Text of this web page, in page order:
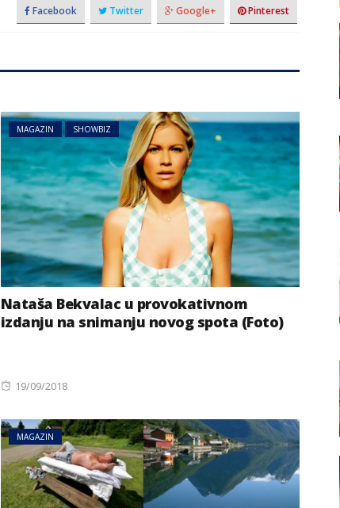
Facebook Twitter Google+ Pinterest
MAGAZIN SHOWBIZ
Nataša Bekvalac u provokativnom
izdanju na snimanju novog spota (Foto)
Posted
19/09/2018
MAGAZIN